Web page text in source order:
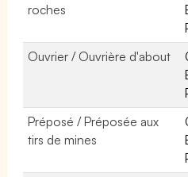
roches
Ouvrier / Ouvrière d'about
Préposé / Préposée aux
tirs de mines